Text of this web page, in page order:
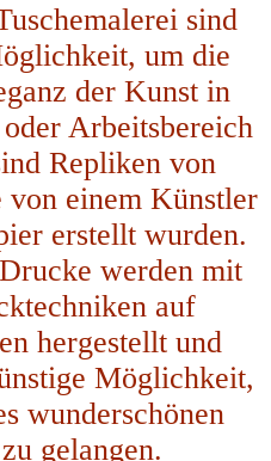
sind
um die
der Kunst in
Arbeitsbereich
Repliken von
einem Künstler
erstellt wurden.
werden mit
auf
hergestellt und
Möglichkeit,
wunderschönen
gelangen.